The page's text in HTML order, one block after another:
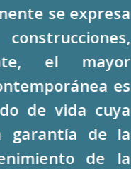
se expresa
el mayor
es
de vida cuya
garantía de la
de la